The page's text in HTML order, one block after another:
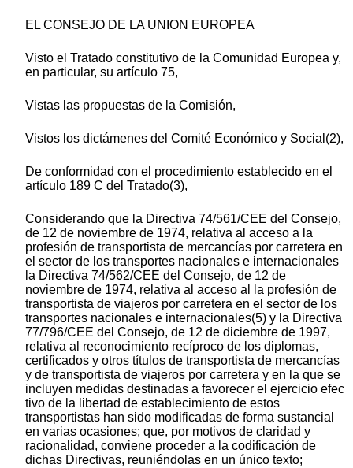
EL CONSEJO DE LA UNION EUROPEA
Visto el Tratado constitutivo de la Comunidad Europea y,
en particular, su artículo 75,
Vistas las propuestas de la Comisión,
Vistos los dictámenes del Comité Económico y Social(2),
De conformidad con el procedimiento establecido en el
artículo 189 C del Tratado(3),
Considerando que la Directiva 74/561/CEE del Consejo,
de 12 de noviembre de 1974, relativa al acceso a la
profesión de transportista de mercancías por carretera en
el sector de los transportes nacionales e internacionales
la Directiva 74/562/CEE del Consejo, de 12 de
noviembre de 1974, relativa al acceso al la profesión de
transportista de viajeros por carretera en el sector de los
transportes nacionales e internacionales(5) y la Directiva
77/796/CEE del Consejo, de 12 de diciembre de 1997,
relativa al reconocimiento recíproco de los diplomas,
certificados y otros títulos de transportista de mercancías
y de transportista de viajeros por carretera y en la que se
incluyen medidas destinadas a favorecer el ejercicio efec
tivo de la libertad de establecimiento de estos
transportistas han sido modificadas de forma sustancial
en varias ocasiones; que, por motivos de claridad y
racionalidad, conviene proceder a la codificación de
dichas Directivas, reuniéndolas en un único texto;